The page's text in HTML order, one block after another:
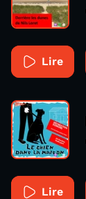
Lire
Lire